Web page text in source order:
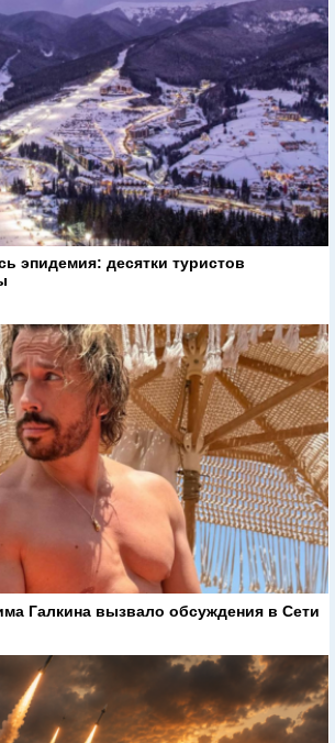
эпидемия: десятки туристов
Галкина вызвало обсуждения в Сети